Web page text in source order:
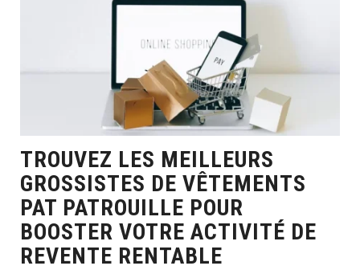
TROUVEZ LES MEILLEURS
GROSSISTES DE VÊTEMENTS
PAT PATROUILLE POUR
BOOSTER VOTRE ACTIVITÉ DE
REVENTE RENTABLE